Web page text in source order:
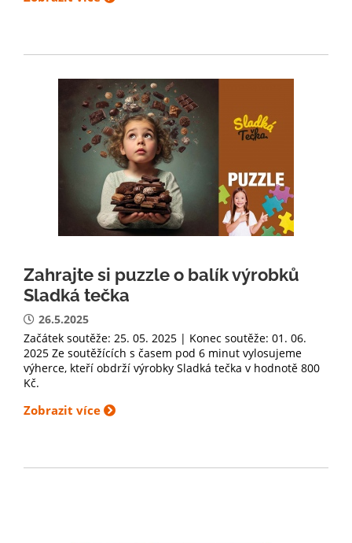
Zahrajte si puzzle o balík výrobků
Sladká tečka
26.5.2025
Začátek soutěže: 25. 05. 2025 | Konec soutěže: 01. 06.
2025 Ze soutěžících s časem pod 6 minut vylosujeme
výherce, kteří obdrží výrobky Sladká tečka v hodnotě 800
Kč.
Zobrazit více